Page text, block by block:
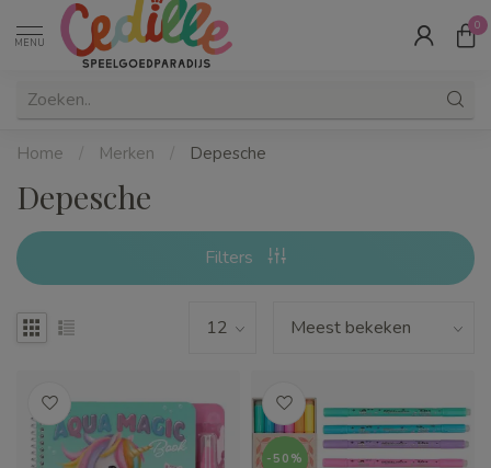
MENU
0
Home / Merken / Depesche
Depesche
Filters
-50%